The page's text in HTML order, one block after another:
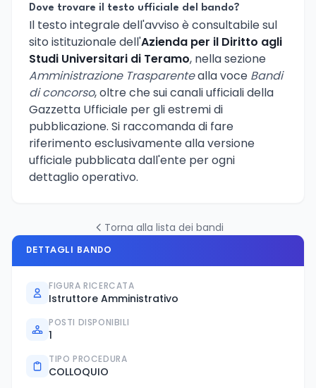
Dove trovare il testo ufficiale del bando?
Il testo integrale dell'avviso è consultabile sul
sito istituzionale dell'Azienda per il Diritto agli
Studi Universitari di Teramo, nella sezione
Amministrazione Trasparentealla voce Bandi
di concorso, oltre che sui canali ufficiali della
Gazzetta Ufficiale per gli estremi di
pubblicazione. Si raccomanda di fare
riferimento esclusivamente alla versione
ufficiale pubblicata dall'ente per ogni
dettaglio operativo.
Torna alla lista dei bandi
DETTAGLI BANDO
FIGURA RICERCATA
Istruttore Amministrativo
POSTI DISPONIBILI
1
TIPO PROCEDURA
COLLOQUIO